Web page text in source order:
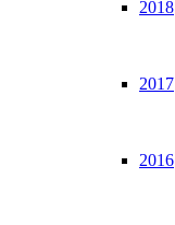
2018
2017
2016